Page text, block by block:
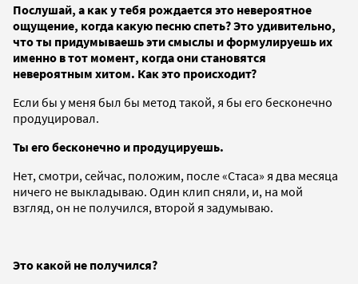
Послушай, а как у тебя рождается это невероятное
ощущение, когда какую песню спеть? Это удивительно,
что ты придумываешь эти смыслы и формулируешь их
именно в тот момент, когда они становятся
невероятным хитом. Как это происходит?
Если бы у меня был бы метод такой, я бы его бесконечно
продуцировал.
Ты его бесконечно и продуцируешь.
Нет, смотри, сейчас, положим, после «Стаса» я два месяца
ничего не выкладываю. Один клип сняли, и, на мой
взгляд, он не получился, второй я задумываю.
Это какой не получился?